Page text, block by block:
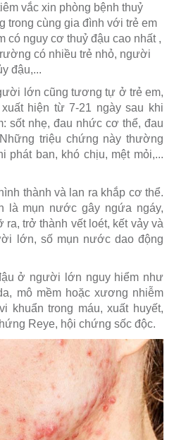
vắc xin phòng bệnh thuỷ
trong cùng gia đình với trẻ em
có nguy cơ thuỷ đậu cao nhất ,
có nhiều trẻ nhỏ, người
đậu,...
lớn cũng tương tự ở trẻ em,
hiện từ 7-21 ngày sau khi
sốt nhẹ, đau nhức cơ thể, đau
triệu chứng này thường
phát ban, khó chịu, mệt mỏi,...
thành và lan ra khắp cơ thể.
là mụn nước gây ngứa ngáy,
ra, trở thành vết loét, kết vảy và
lớn, số mụn nước dao động
ở người lớn nguy hiểm như
mô mềm hoặc xương nhiễm
khuẩn trong máu, xuất huyết,
Reye, hội chứng sốc độc.